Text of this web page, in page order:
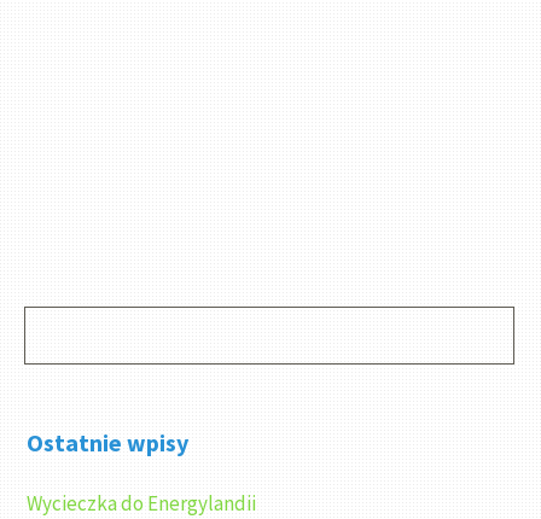
Ostatnie wpisy
Wycieczka do Energylandii